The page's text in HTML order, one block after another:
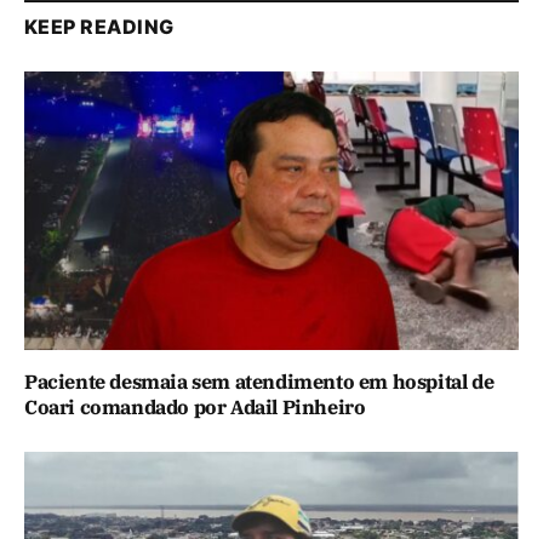
KEEP READING
Paciente desmaia sem atendimento em hospital de
Coari comandado por Adail Pinheiro